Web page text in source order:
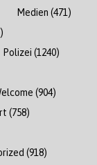
Medien (471)
Polizei (1240)
(904)
(758)
(918)